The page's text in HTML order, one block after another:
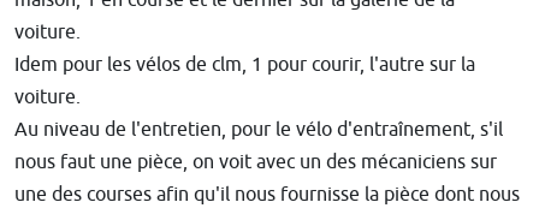
voiture.
Idem pour les vélos de clm, 1 pour courir, l'autre sur la
voiture.
Au niveau de l'entretien, pour le vélo d'entraînement, s'il
nous faut une pièce, on voit avec un des mécaniciens sur
une des courses afin qu'il nous fournisse la pièce dont nous